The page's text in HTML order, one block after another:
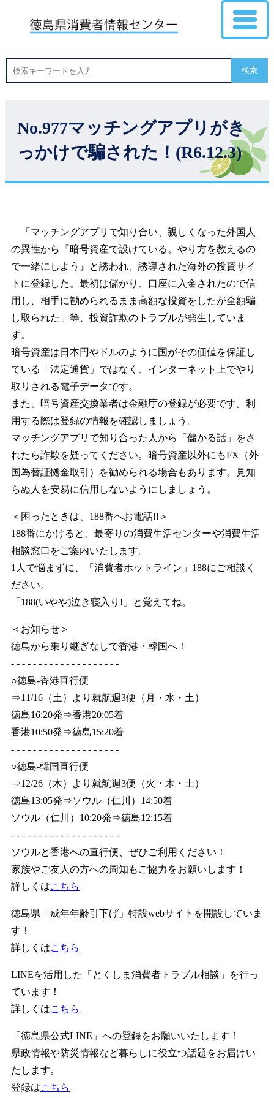
検索
No.977マッチングアプリがき
っかけで騙された！(R6.12.3)
「マッチングアプリで知り合い、親しくなった外国人
の異性から『暗号資産で設けている。やり方を教えるの
で一緒にしよう』と誘われ、誘導された海外の投資サイ
トに登録した。最初は儲かり、口座に入金されたので信
用し、相手に勧められるまま高額な投資をしたが全額騙
し取られた」等、投資詐欺のトラブルが発生していま
す。
暗号資産は日本円やドルのように国がその価値を保証し
ている「法定通貨」ではなく、インターネット上でやり
取りされる電子データです。
また、暗号資産交換業者は金融庁の登録が必要です。利
用する際は登録の情報を確認しましょう。
マッチングアプリで知り合った人から「儲かる話」をさ
れたら詐欺を疑ってください。暗号資産以外にもFX（外
国為替証拠金取引）を勧められる場合もあります。見知
らぬ人を安易に信用しないようにしましょう。
＜困ったときは、188番へお電話!!＞
188番にかけると、最寄りの消費生活センターや消費生活
相談窓口をご案内いたします。
1人で悩まずに、「消費者ホットライン」188にご相談く
ださい。
「188(いやや)泣き寝入り!」と覚えてね。
＜お知らせ＞
徳島から乗り継ぎなしで香港・韓国へ！
- - - - - - - - - - - - - - - - - - - -
○徳島-香港直行便
⇒11/16（土）より就航週3便（月・水・土）
徳島16:20発⇒香港20:05着
香港10:50発⇒徳島15:20着
- - - - - - - - - - - - - - - - - - - -
○徳島-韓国直行便
⇒12/26（木）より就航週3便（火・木・土）
徳島13:05発⇒ソウル（仁川）14:50着
ソウル（仁川）10:20発⇒徳島12:15着
- - - - - - - - - - - - - - - - - - - -
ソウルと香港への直行便、ぜひご利用ください！
家族やご友人の方への周知もご協力をお願いします！
詳しくはこちら
徳島県「成年年齢引下げ」特設webサイトを開設していま
す！
詳しくはこちら
LINEを活用した「とくしま消費者トラブル相談」を行っ
ています！
詳しくはこちら
「徳島県公式LINE」への登録をお願いいたします！
県政情報や防災情報など暮らしに役立つ話題をお届けい
たします。
登録はこちら